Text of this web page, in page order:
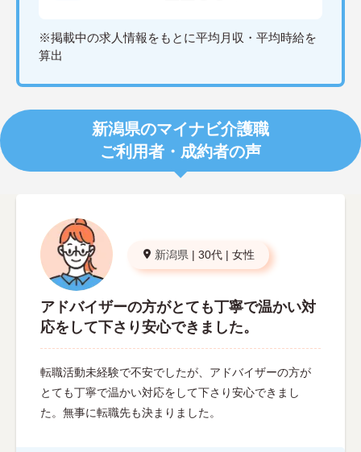
※掲載中の求人情報をもとに平均月収・平均時給を
算出
新潟県のマイナビ介護職
ご利用者・成約者の声
新潟県 | 30代 | 女性
アドバイザーの方がとても丁寧で温かい対
応をして下さり安心できました。
転職活動未経験で不安でしたが、アドバイザーの方が
とても丁寧で温かい対応をして下さり安心できまし
た。無事に転職先も決まりました。